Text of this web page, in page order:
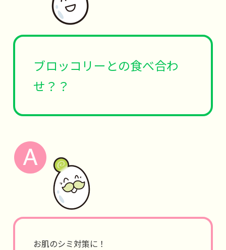
ブロッコリーとの食べ合わ
せ？？
お肌のシミ対策に！